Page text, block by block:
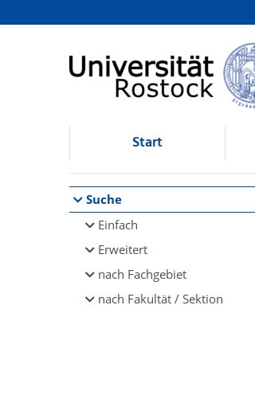
Browsen
direkt zum Inhalt
Start
Suche
Einfach
Erweitert
nach Fachgebiet
nach Fakultät / Sektion